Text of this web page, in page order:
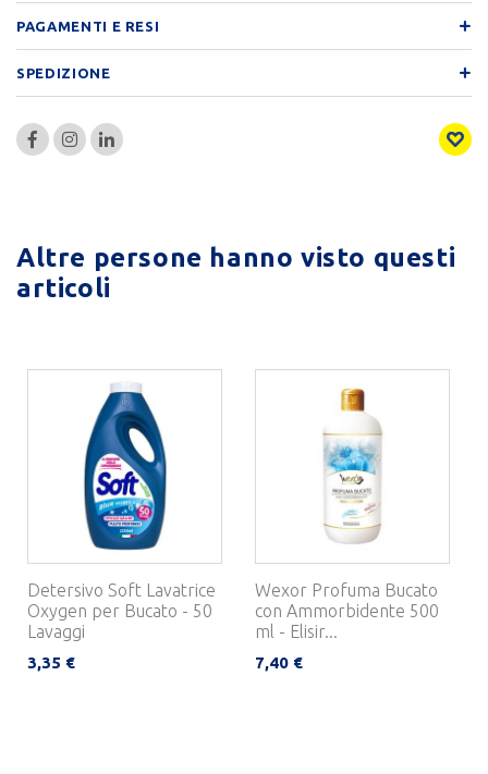
PAGAMENTI E RESI
SPEDIZIONE
Altre persone hanno visto questi
articoli
Detersivo Soft Lavatrice
Oxygen per Bucato - 50
Lavaggi
3,35 €
Wexor Profuma Bucato
con Ammorbidente 500
ml - Elisir...
7,40 €